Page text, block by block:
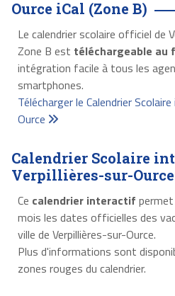
Ource iCal (Zone B)
Le calendrier scolaire officiel de
Zone B est téléchargeable au
intégration facile à tous les
smartphones.
Télécharger le Calendrier
Ource
Calendrier Scolaire
Verpillières-sur-Ource
Ce calendrier interactif
mois les dates officielles des
ville de Verpillières-sur-Ource.
Plus d'informations sont
zones rouges du calendrier.